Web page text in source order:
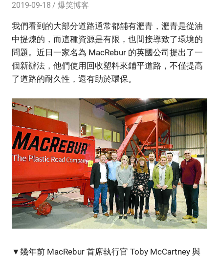
2019-09-18 爆笑博客
我們看到的大部分道路通常都舖有瀝青，瀝青是從油
中提煉的，而這種資源是有限，也間接導致了環境的
問題。近日一家名為 MacRebur 的英國公司提出了一
個新辦法，他們使用回收塑料來鋪平道路，不僅提高
了道路的耐久性，還有助於環保。
▼幾年前 MacRebur 首席執行官 Toby McCartney 與